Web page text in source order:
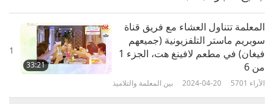
1
33:21
المعلمة تتناول العشاء مع فريق قناة
سوبريم ماستر التلفزيونية (جميعهم
فيغان) في مطعم لافينغ هت، الجزء 1
من 6
بين المعلمة والتلاميذ 2024-04-20 5701 الآراء